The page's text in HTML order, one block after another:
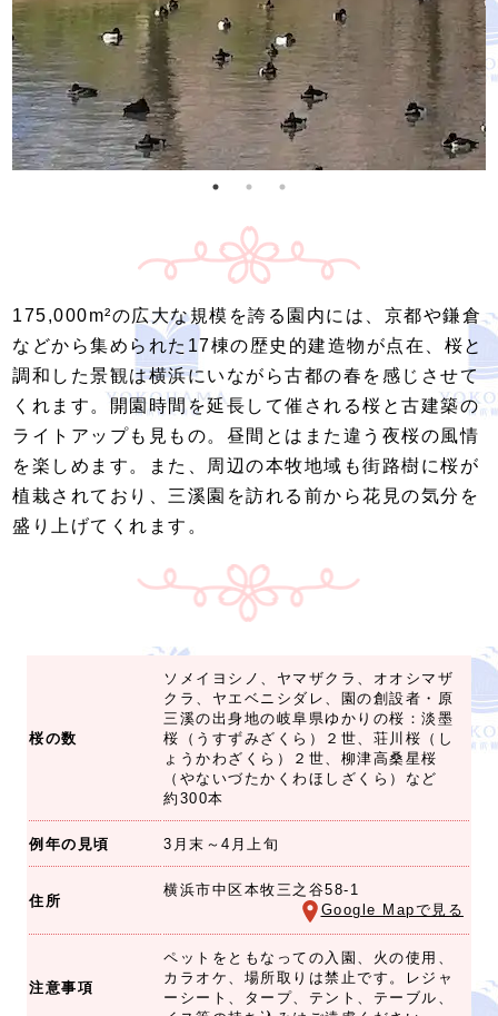
175,000m²の広大な規模を誇る園内には、京都や鎌倉
などから集められた17棟の歴史的建造物が点在、桜と
調和した景観は横浜にいながら古都の春を感じさせて
くれます。開園時間を延長して催される桜と古建築の
ライトアップも見もの。昼間とはまた違う夜桜の風情
を楽しめます。また、周辺の本牧地域も街路樹に桜が
植栽されており、三溪園を訪れる前から花見の気分を
盛り上げてくれます。
桜の数
ソメイヨシノ、ヤマザクラ、オオシマザ
クラ、ヤエベニシダレ、園の創設者・原
三溪の出身地の岐阜県ゆかりの桜：淡墨
桜（うすずみざくら）２世、荘川桜（し
ょうかわざくら）２世、柳津高桑星桜
（やないづたかくわほしざくら）など
約300本
例年の見頃 3月末～4月上旬
住所
横浜市中区本牧三之谷58-1
Google Mapで見る
注意事項
ペットをともなっての入園、火の使用、
カラオケ、場所取りは禁止です。レジャ
ーシート、タープ、テント、テーブル、